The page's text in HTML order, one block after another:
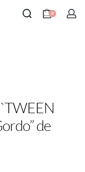
0
de